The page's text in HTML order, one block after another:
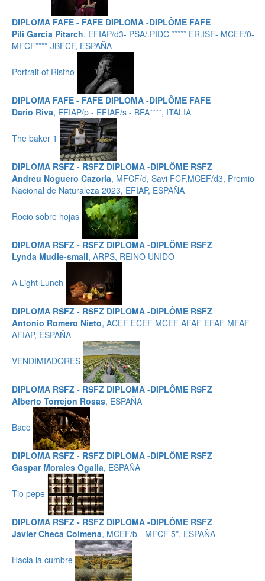
DIPLOMA FAFE - FAFE DIPLOMA -DIPLÔME FAFE
Pili Garcia Pitarch, EFIAP/d3- PSA/.PIDC ***** ER.ISF- MCEF/0-
MFCF****-JBFCF, ESPAÑA
Portrait of Ristho
DIPLOMA FAFE - FAFE DIPLOMA -DIPLÔME FAFE
Dario Riva, EFIAP/p - EFIAF/s - BFA****, ITALIA
The baker 1
DIPLOMA RSFZ - RSFZ DIPLOMA -DIPLÔME RSFZ
Andreu Noguero Cazorla, MFCF/d, Savi FCF,MCEF/d3, Premio
Nacional de Naturaleza 2023, EFIAP, ESPAÑA
Rocio sobre hojas
DIPLOMA RSFZ - RSFZ DIPLOMA -DIPLÔME RSFZ
Lynda Mudle-small, ARPS, REINO UNIDO
A Light Lunch
DIPLOMA RSFZ - RSFZ DIPLOMA -DIPLÔME RSFZ
Antonio Romero Nieto, ACEF ECEF MCEF AFAF EFAF MFAF
AFIAP, ESPAÑA
VENDIMIADORES
DIPLOMA RSFZ - RSFZ DIPLOMA -DIPLÔME RSFZ
Alberto Torrejon Rosas, ESPAÑA
Baco
DIPLOMA RSFZ - RSFZ DIPLOMA -DIPLÔME RSFZ
Gaspar Morales Ogalla, ESPAÑA
Tio pepe
DIPLOMA RSFZ - RSFZ DIPLOMA -DIPLÔME RSFZ
Javier Checa Colmena, MCEF/b - MFCF 5*, ESPAÑA
Hacia la cumbre